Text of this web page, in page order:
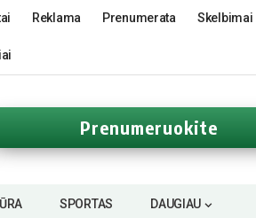
Reklama Prenumerata Skelbimai
Prenumeruokite
SPORTAS DAUGIAU